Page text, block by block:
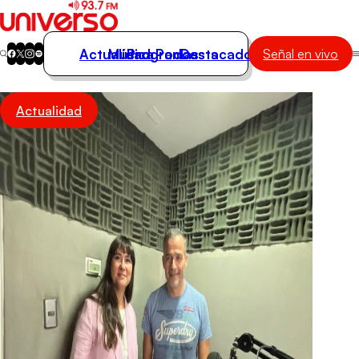
Actualidad
Música
Programas
Podcasts
Destacados
Actualidad
Música
Programas
Podcasts
Destacados Señal en vivo
Actualidad